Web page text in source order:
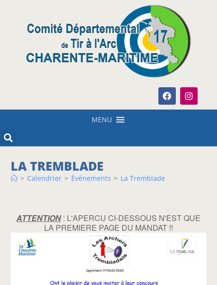
MENU
LA TREMBLADE
> Calendrier > Évènements > La Tremblade
ATTENTION: L'APERCU CI-DESSOUS N'EST QUE
LA PREMIERE PAGE DU MANDAT !!